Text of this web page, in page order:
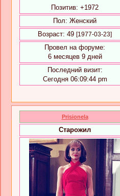
Позитив: +1972
Пол: Женский
Возраст: 49 [1977-03-23]
Провел на форуме:
6 месяцев 9 дней
Последний визит:
Сегодня 06:09:44 pm
Prisionela
Старожил